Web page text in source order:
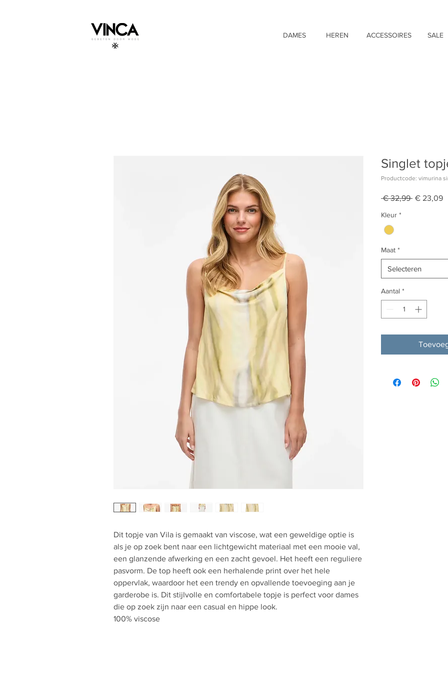
DAMES HEREN ACCESSOIRES SALE
Dit topje van Vila is gemaakt van viscose, wat een geweldige optie is
als je op zoek bent naar een lichtgewicht materiaal met een mooie val,
een glanzende afwerking en een zacht gevoel. Het heeft een reguliere
pasvorm. De top heeft ook een herhalende print over het hele
oppervlak, waardoor het een trendy en opvallende toevoeging aan je
garderobe is. Dit stijlvolle en comfortabele topje is perfect voor dames
die op zoek zijn naar een casual en hippe look.
100% viscose
Singlet
Productcode: vimurina
€ 32,99 Normale
€ 23,09
Kleur *
Maat *
Selecteren
Aantal *